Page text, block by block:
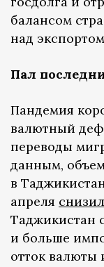
балансом
над
Пал
Пандемия
валютный
переводы
данным,
в
апреля
Таджикистан
и больше
отток валюты